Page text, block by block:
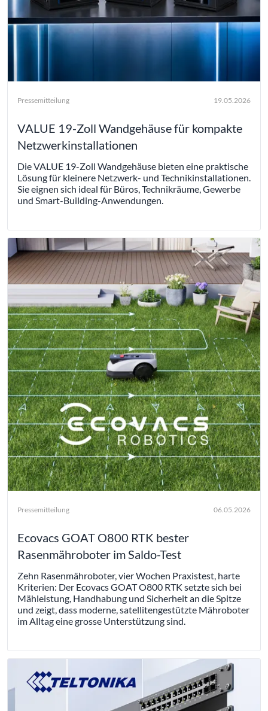
Pressemitteilung 19.05.2026
VALUE 19-Zoll Wandgehäuse für kompakte
Netzwerkinstallationen
Die VALUE 19-Zoll Wandgehäuse bieten eine praktische
Lösung für kleinere Netzwerk- und Technikinstallationen.
Sie eignen sich ideal für Büros, Technikräume, Gewerbe
und Smart-Building-Anwendungen.
Pressemitteilung 06.05.2026
Ecovacs GOAT O800 RTK bester
Rasenmähroboter im Saldo-Test
Zehn Rasenmähroboter, vier Wochen Praxistest, harte
Kriterien: Der Ecovacs GOAT O800 RTK setzte sich bei
Mähleistung, Handhabung und Sicherheit an die Spitze
und zeigt, dass moderne, satellitengestützte Mähroboter
im Alltag eine grosse Unterstützung sind.